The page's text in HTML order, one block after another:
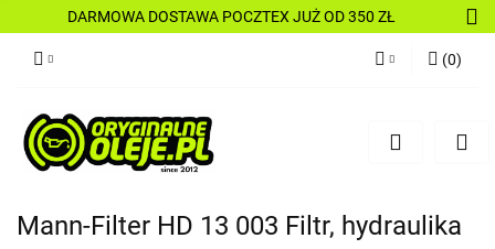
DARMOWA DOSTAWA POCZTEX JUŻ OD 350 ZŁ
Zarejestruj się
(0)
Mann-Filter HD 13 003 Filtr, hydraulika